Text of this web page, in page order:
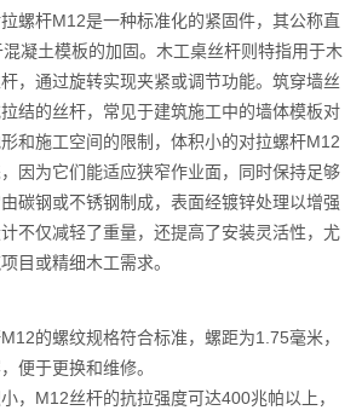
螺杆M12是一种标准化的紧固件，其公称直
凝土模板的加固。木工桌丝杆则特指用于木
，通过旋转实现夹紧或调节功能。筑穿墙丝
结的丝杆，常见于建筑施工中的墙体模板对
和施工空间的限制，体积小的对拉螺杆M12
因为它们能适应狭窄作业面，同时保持足够
碳钢或不锈钢制成，表面经镀锌处理以增强
不仅减轻了重量，还提高了安装灵活性，尤
目或精细木工需求。
的螺纹规格符合标准，螺距为1.75毫米，
便于更换和维修。
，M12丝杆的抗拉强度可达400兆帕以上，